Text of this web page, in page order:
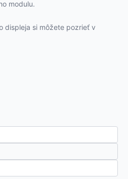
modulu.
displeja si môžete pozrieť v